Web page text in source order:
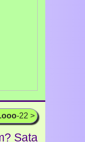
-22 >
Sata